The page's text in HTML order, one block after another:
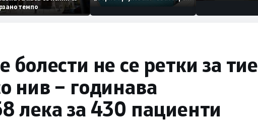
забрзано темпо
по штетите од невремето
болести не се ретки за тие
нив – годинава
лека за 430 пациенти